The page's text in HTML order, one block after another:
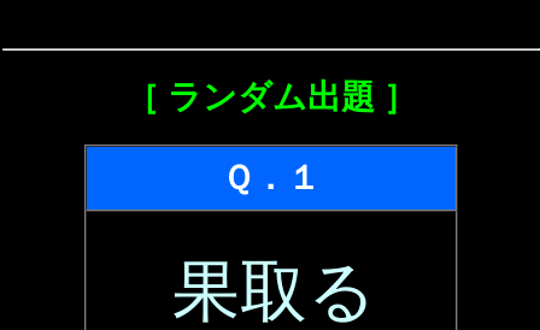
［ ランダム出題 ］
Ｑ．１
果取る